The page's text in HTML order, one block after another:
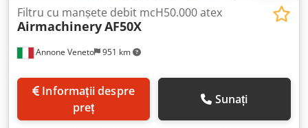
Annone Veneto 951 km
Filtru cu manșete debit mcH50.000 atex
AirmachineryAF50X
preț
Sunați